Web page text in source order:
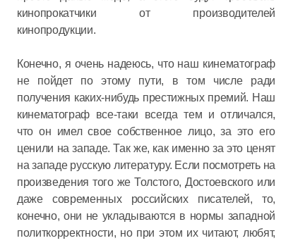
кинопрокатчики от производителей
кинопродукции.
Конечно, я очень надеюсь, что наш кинематограф
не пойдет по этому пути, в том числе ради
получения каких-нибудь престижных премий. Наш
кинематограф все-таки всегда тем и отличался,
что он имел свое собственное лицо, за это его
ценили на западе. Так же, как именно за это ценят
на западе русскую литературу. Если посмотреть на
произведения того же Толстого, Достоевского или
даже современных российских писателей, то,
конечно, они не укладываются в нормы западной
политкорректности, но при этом их читают, любят,